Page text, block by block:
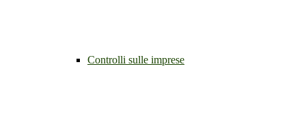
Controlli sulle imprese